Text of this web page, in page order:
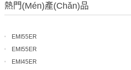
熱門(mén)產(chǎn)品
EMI55ER
EMI55ER
EMI45ER